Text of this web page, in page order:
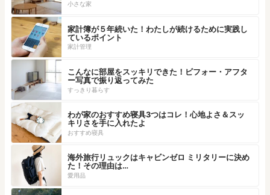
小さな家
家計簿が５年続いた！わたしが続けるために実践し
ているポイント
家計管理
こんなに部屋をスッキリできた！ビフォー・アフタ
ー写真で振り返ってみた
すっきり暮らす
わが家のおすすめ寝具3つはコレ！心地よさ＆スッ
キリさを手に入れたよ
おすすめ寝具
海外旅行リュックはキャビンゼロ ミリタリーに決め
た！その理由は…
愛用品